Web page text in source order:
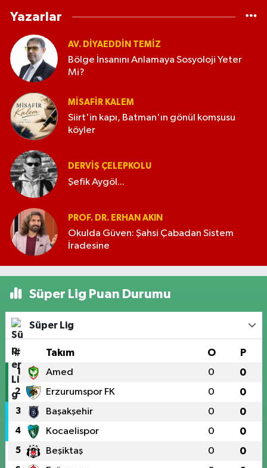
Yazarlar
AV. DIYAEDDIN TEMIZ
Bölge İnsanını Anlamaya Sosyoloji Yeter
Mi?
MISAFIR KALEM
Siirt'in kapı, Batman'ın gönül komşusu
köyler
DERVIŞ ÇELEPKOLU
Şefik Aygöl...
PROF. DR. ERHAN AKIN
Okulda Güven: Şahsi Çabadan Sistem
İradesine
Süper Lig Puan Durumu
Süper Lig
# Takım O P
1 Amed 0 0
2 Erzurumspor FK 0 0
3 Başakşehir 0 0
4 Kocaelispor 0 0
5 Beşiktaş 0 0